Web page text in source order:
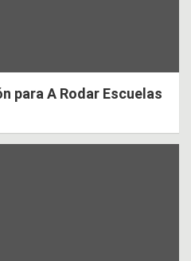
para A Rodar Escuelas